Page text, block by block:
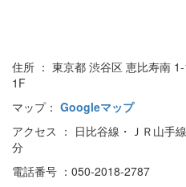
住所 ： 東京都 渋谷区 恵比寿南
1F
マップ： Googleマップ
アクセス ： 日比谷線・ＪＲ山
分
電話番号 ：050-2018-2787